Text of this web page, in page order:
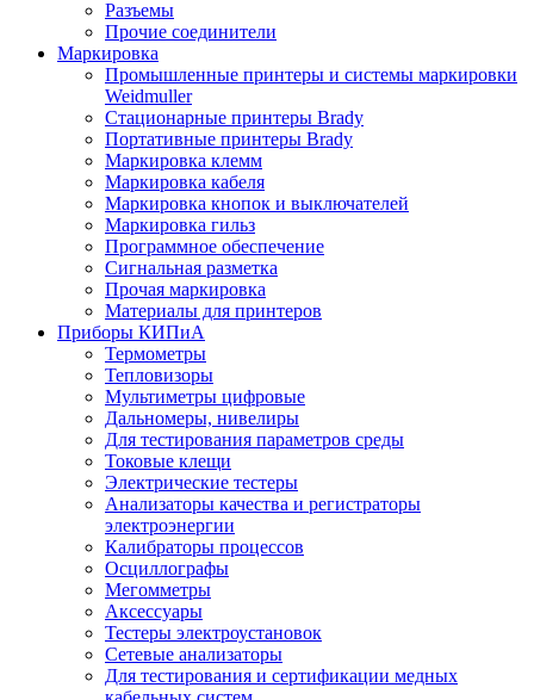
Разъемы
Прочие соединители
Маркировка
Промышленные принтеры и системы маркировки
Weidmuller
Стационарные принтеры Brady
Портативные принтеры Brady
Маркировка клемм
Маркировка кабеля
Маркировка кнопок и выключателей
Маркировка гильз
Программное обеспечение
Сигнальная разметка
Прочая маркировка
Материалы для принтеров
Приборы КИПиА
Термометры
Тепловизоры
Мультиметры цифровые
Дальномеры, нивелиры
Для тестирования параметров среды
Токовые клещи
Электрические тестеры
Анализаторы качества и регистраторы
электроэнергии
Калибраторы процессов
Осциллографы
Мегомметры
Аксессуары
Тестеры электроустановок
Сетевые анализаторы
Для тестирования и сертификации медных